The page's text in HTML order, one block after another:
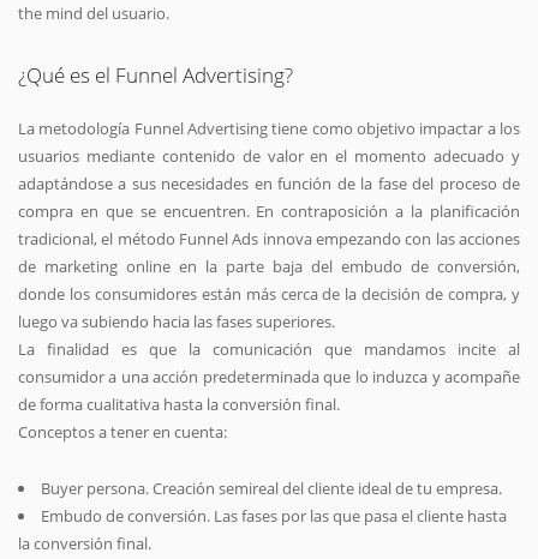
the mind del usuario.
¿Qué es el Funnel Advertising?
La metodología Funnel Advertising tiene como objetivo impactar a los
usuarios mediante contenido de valor en el momento adecuado y
adaptándose a sus necesidades en función de la fase del proceso de
compra en que se encuentren. En contraposición a la planificación
tradicional, el método Funnel Ads innova empezando con las acciones
de marketing online en la parte baja del embudo de conversión,
donde los consumidores están más cerca de la decisión de compra, y
luego va subiendo hacia las fases superiores.
La finalidad es que la comunicación que mandamos incite al
consumidor a una acción predeterminada que lo induzca y acompañe
de forma cualitativa hasta la conversión final.
Conceptos a tener en cuenta:
Buyer persona. Creación semireal del cliente ideal de tu empresa.
Embudo de conversión. Las fases por las que pasa el cliente hasta
la conversión final.